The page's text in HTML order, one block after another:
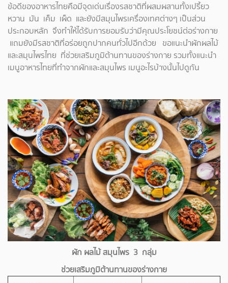
ข้อดีของอาหารไทยคือมีจุดเด่นเรื่องรสชาติที่ผสมผสานทั้งเปรี้ยว
หวาน มัน เค็ม เผ็ด และยังมีสมุนไพรเครื่องเทศต่างๆ เป็นส่วน
ประกอบหลัก จึงทำให้ได้รับการยอมรับว่ามีคุณประโยชน์ต่อร่างกาย
แถมยังมีรสชาติที่อร่อยถูกปากคนทั่วไปอีกด้วย ขอแนะนำผักผลไม้
และสมุนไพรไทย ที่ช่วยเสริมภูมิต้านทานของร่างกาย รวมทั้งแนะนำ
เมนูอาหารไทยที่ทำจากผักและสมุนไพร เมนูอะไรบ้างนั้นไปดูกัน
ผัก ผลไม้ สมุนไพร 3 กลุ่ม
ช่วยเสริมภูมิต้านทานของร่างกาย